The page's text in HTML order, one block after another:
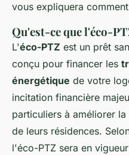
vous expliquera
Qu'est-ce que l'éco-
L'éco-PTZ est un prêt
conçu pour financer les
énergétique de votre
incitation financière
particuliers à améliorer la
de leurs résidences.
l'éco-PTZ sera en